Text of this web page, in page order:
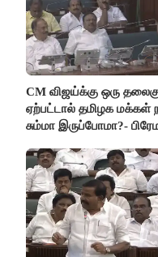
CM விஜய்க்கு ஒரு
ஏற்பட்டால் தமிழக மக்கள்
சும்மா இருப்போமா?-